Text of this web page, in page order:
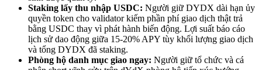
Staking lấy thu nhập USDC: Người giữ DYDX dài hạn ủy
quyền token cho validator kiếm phần phí giao dịch thật trả
bằng USDC thay vì phát hành biến động. Lợi suất báo cáo
lịch sử dao động giữa 15-20% APY tùy khối lượng giao dịch
và tổng DYDX đã staking.
Phòng hộ danh mục giao ngay: Người giữ tổ chức và cá